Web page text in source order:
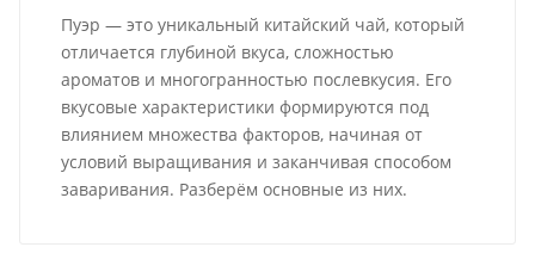
Пуэр — это уникальный китайский чай, который
отличается глубиной вкуса, сложностью
ароматов и многогранностью послевкусия. Его
вкусовые характеристики формируются под
влиянием множества факторов, начиная от
условий выращивания и заканчивая способом
заваривания. Разберём основные из них.